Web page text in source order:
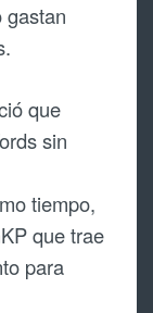
gastan
que
sin
tiempo,
que trae
para